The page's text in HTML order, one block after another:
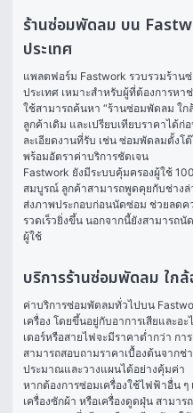
ร้านซ่อมพัดลม บน
ประเทศ
แพลตฟอร์ม Fastwork รวบรวมร้าน
ประเทศ เหมาะสำหรับผู้ที่ต้องการหา
ใช้สามารถค้นหา “ร้านซ่อมพัดลม ใก
ลูกค้าเดิม และเปรียบเทียบราคาได้ก่
ละเอียดงานที่รับ เช่น ซ่อมพัดลมตั้ง
พร้อมอัตราค่าบริการชัดเจน
Fastwork ยังมีระบบคุ้มครองผู้ใช้
สมบูรณ์ ลูกค้าสามารถพูดคุยกับช่าง
ส่งภาพประกอบก่อนนัดซ่อม ช่วยลดค
รวดเร็วยิ่งขึ้น นอกจากนี้ยังสามารถ
ผู้ใช้
บริการร้านซ่อมพัดลม ใกล้
ค่าบริการซ่อมพัดลมทั่วไปบน
เครื่อง โดยขึ้นอยู่กับอาการเสียและอ
เตอร์หรือสายไฟจะมีราคาต่ำกว่า ก
สามารถสอบถามราคาเบื้องต้นจากช่
ประมาณและวางแผนได้อย่างคุ้มค่า
หากต้องการซ่อมเครื่องใช้ไฟฟ้าอื่น
เครื่องซักผ้า หรือเครื่องดูดฝุ่น สามาร